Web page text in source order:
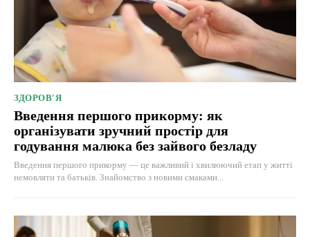
ЗДОРОВ'Я
Введення першого прикорму: як
організувати зручний простір для
годування малюка без зайвого безладу
Введення першого прикорму — це важливий і хвилюючий етап у житті
немовляти та батьків. Знайомство з новими смаками...